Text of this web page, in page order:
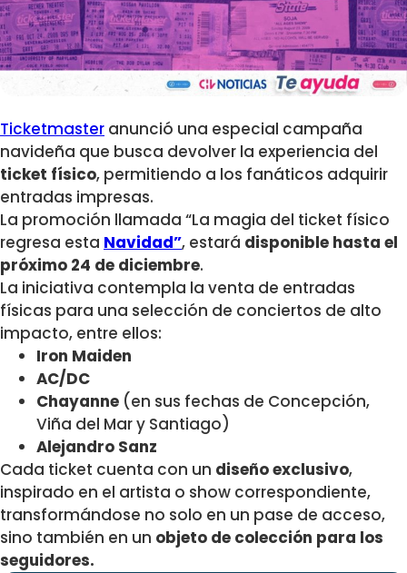
Ticketmaster anunció una especial campaña
navideña que busca devolver la experiencia del
ticket físico, permitiendo a los fanáticos adquirir
entradas impresas.
La promoción llamada “La magia del ticket físico
regresa esta Navidad”, estará disponible hasta el
próximo 24 de diciembre.
La iniciativa contempla la venta de entradas
físicas para una selección de conciertos de alto
impacto, entre ellos:
Iron Maiden
AC/DC
Chayanne (en sus fechas de Concepción,
Viña del Mar y Santiago)
Alejandro Sanz
Cada ticket cuenta con un diseño exclusivo,
inspirado en el artista o show correspondiente,
transformándose no solo en un pase de acceso,
sino también en un objeto de colección para los
seguidores.